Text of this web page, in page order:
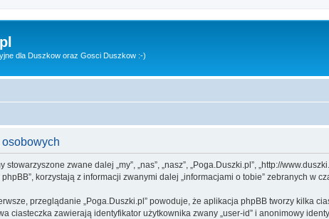
dla Duszkow oraz Gosci Duszkow :-)
zwane dalej „my”, „nas”, „nasz”, „Poga.Duszki.pl”, „http://
phpBB”, korzystają z informacji zwanymi dalej „informacjami o tobie” zebranych w
przeglądanie „Poga.Duszki.pl” powoduje, że aplikacja phpBB tworzy kilka
ciasteczka zawierają identyfikator użytkownika zwany „user-id” i anonimowy